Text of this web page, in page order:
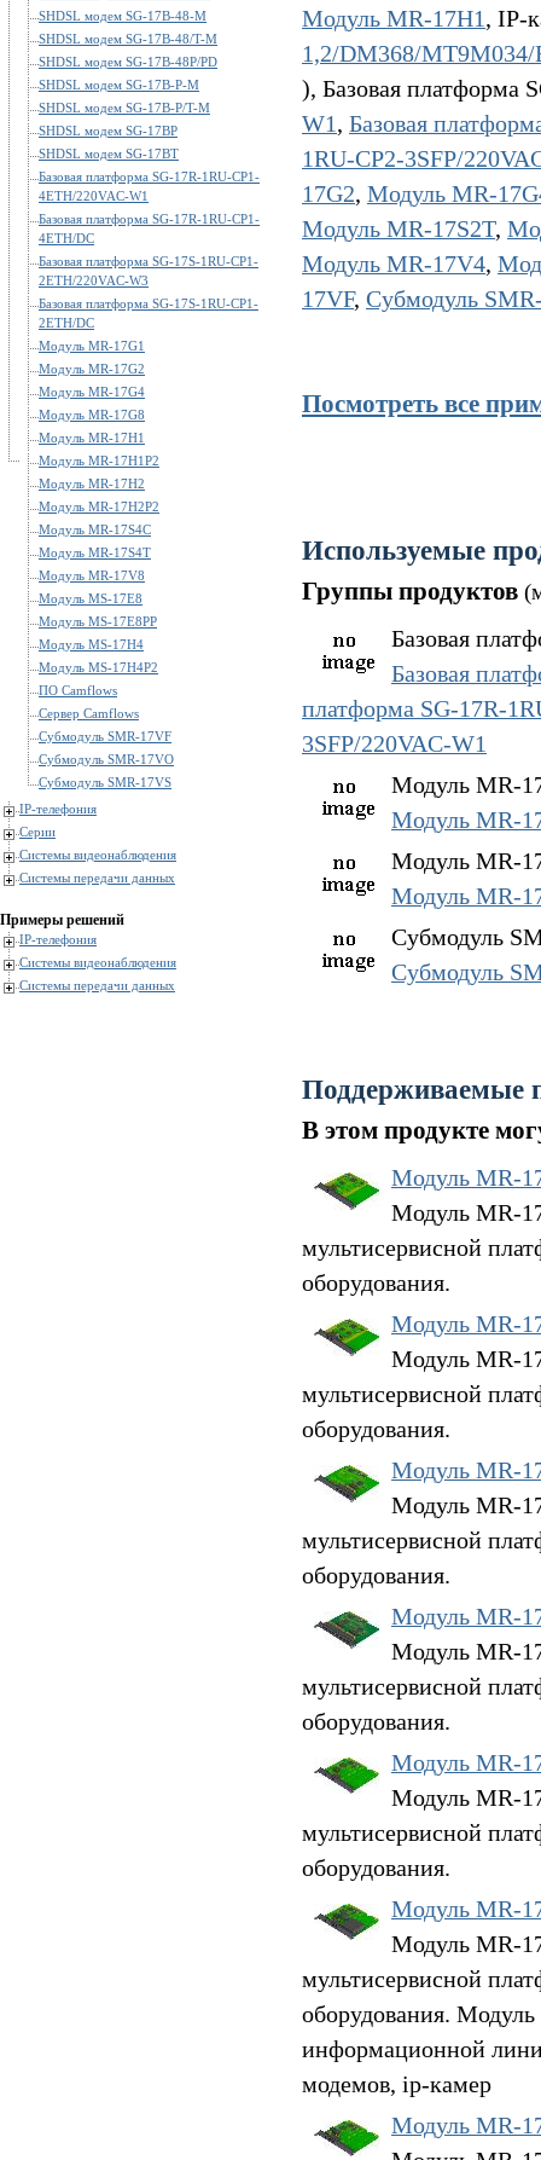
SHDSL модем SG-17B-48-M
SHDSL модем SG-17B-48/T-M
SHDSL модем SG-17B-48P/PD
SHDSL модем SG-17B-P-M
SHDSL модем SG-17B-P/T-M
SHDSL модем SG-17BP
SHDSL модем SG-17BT
Базовая платформа SG-17R-1RU-CP1-
4ETH/220VAC-W1
Базовая платформа SG-17R-1RU-CP1-
4ETH/DC
Базовая платформа SG-17S-1RU-CP1-
2ETH/220VAC-W3
Базовая платформа SG-17S-1RU-CP1-
2ETH/DC
Модуль MR-17G1
Модуль MR-17G2
Модуль MR-17G4
Модуль MR-17G8
Модуль MR-17H1
Модуль MR-17H1P2
Модуль MR-17H2
Модуль MR-17H2P2
Модуль MR-17S4C
Модуль MR-17S4T
Модуль MR-17V8
Модуль MS-17E8
Модуль MS-17E8PP
Модуль MS-17H4
Модуль MS-17H4P2
ПО Camflows
Сервер Camflows
Субмодуль SMR-17VF
Субмодуль SMR-17VO
Субмодуль SMR-17VS
IP-телефония
Серии
Системы видеонаблюдения
Системы передачи данных
Примеры решений
IP-телефония
Системы видеонаблюдения
Системы передачи данных
Модуль MR-17H1, IP-
1,2/DM368/MT9M034/
), Базовая платформа
W1, Базовая
1RU-CP2-3SFP/
17G2, Модуль MR-
Модуль MR-17S2T,
Модуль MR-17V4,
17VF, Субмодуль
Посмотреть все
Используемые
Группы продуктов
Базовая
Базовая
платформа SG-17R-
3SFP/220VAC-W1
Модуль MR-
Модуль MR-
Модуль MR-
Модуль MR-
Субмодуль
Субмодуль
Поддерживаемые
В этом продукте
Модуль MR-
Модуль MR-
мультисервисной
оборудования.
Модуль MR-
Модуль MR-
мультисервисной
оборудования.
Модуль MR-
Модуль MR-
мультисервисной
оборудования.
Модуль MR-
Модуль MR-
мультисервисной
оборудования.
Модуль MR-
Модуль MR-
мультисервисной
оборудования.
Модуль MR-
Модуль MR-
мультисервисной
оборудования.
информационной
модемов, ip-камер
Модуль MR-